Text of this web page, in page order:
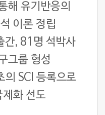
해 유기반응의
이론 정립
간, 81명 석박사
그룹 형성
의 SCI 등록으로
제화 선도